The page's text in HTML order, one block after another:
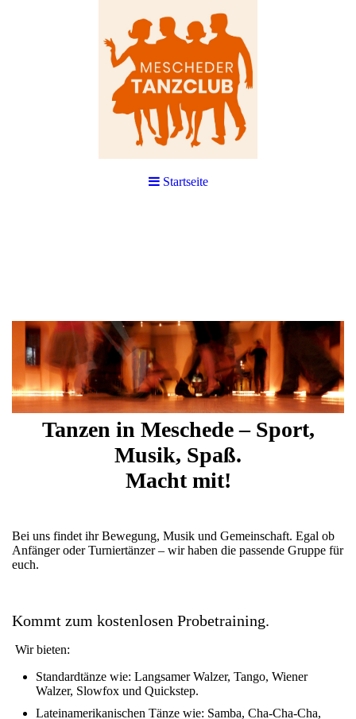
Startseite
Tanzen in Meschede – Sport,
Musik, Spaß.
Macht mit!
Bei uns findet ihr Bewegung, Musik und Gemeinschaft. Egal ob
Anfänger oder Turniertänzer – wir haben die passende Gruppe für
euch.
Kommt zum kostenlosen Probetraining.
Wir bieten:
Standardtänze wie: Langsamer Walzer, Tango, Wiener
Walzer, Slowfox und Quickstep.
Lateinamerikanischen Tänze wie: Samba, Cha-Cha-Cha,